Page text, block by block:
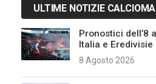
ULTIME NOTIZIE
Pronostici dell’8
Italia e Eredivisie
8 Agosto 2026